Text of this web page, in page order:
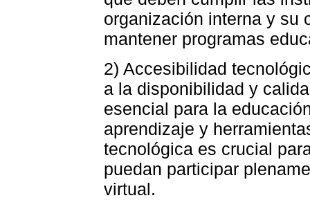
organización interna y su
mantener programas
2) Accesibilidad
a la disponibilidad y
esencial para la
aprendizaje y
tecnológica es crucial
puedan participar
virtual.